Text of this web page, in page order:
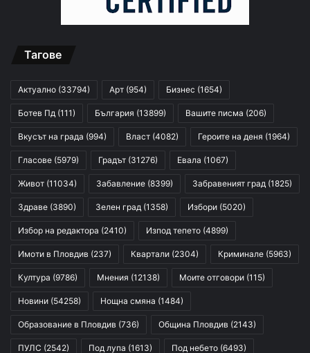
Тагове
Актуално (33794) Арт (954) Бизнес (1654)
Ботев Пд (111) България (13899) Вашите писма (206)
Вкусът на града (994) Власт (4082) Героите на деня (1964)
Гласове (5979) Градът (31276) Евала (1067)
Живот (11034) Забавление (8399) Забравеният град (1825)
Здраве (3890) Зелен град (1358) Избори (5020)
Избор на редактора (2410) Изпод тепето (4899)
Имоти в Пловдив (237) Квартали (2304) Криминале (5963)
Култура (9786) Мнения (12138) Моите отговори (115)
Новини (54258) Нощна смяна (1484)
Образование в Пловдив (736) Община Пловдив (2143)
ПУЛС (2542) Под лупа (1613) Под небето (6493)